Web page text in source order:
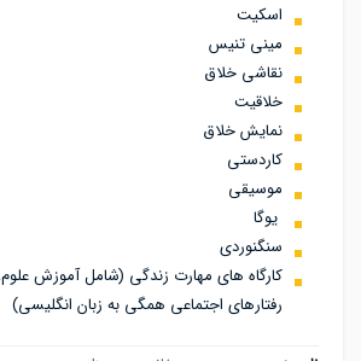
اسکیت
مینی تنیس
نقاشی خلاق
خلاقیت
نمایش خلاق
کاردستی
موسیقی
یوگا
سنگنوردی
کارگاه های مهارت زندگی (شامل آموزش
رفتارهای اجتماعی همگی به زبان انگلیسی)